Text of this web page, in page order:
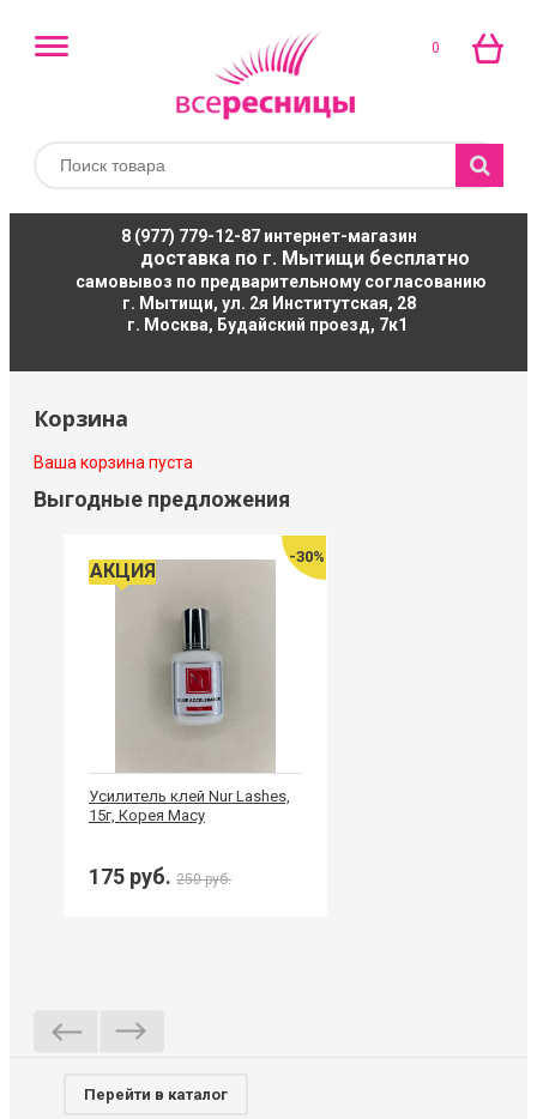
0
8 (977) 779-12-87интернет-магазин
доставка по г. Мытищи бесплатно
самовывоз по предварительному согласованию
г. Мытищи, ул. 2я Институтская, 28
г. Москва, Будайский проезд, 7к1
Корзина
Ваша корзина пуста
Выгодные предложения
-30%
АКЦИЯ
Усилитель клей Nur Lashes,
15г, Корея Macy
175 руб. 250 руб.
Перейти в каталог